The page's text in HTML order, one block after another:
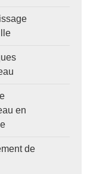
en
de